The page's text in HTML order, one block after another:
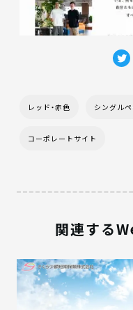
レッド・赤色 シングル
コーポレートサイト
関連する